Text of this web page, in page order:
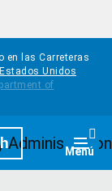
en las Carreteras
Unidos
Menú